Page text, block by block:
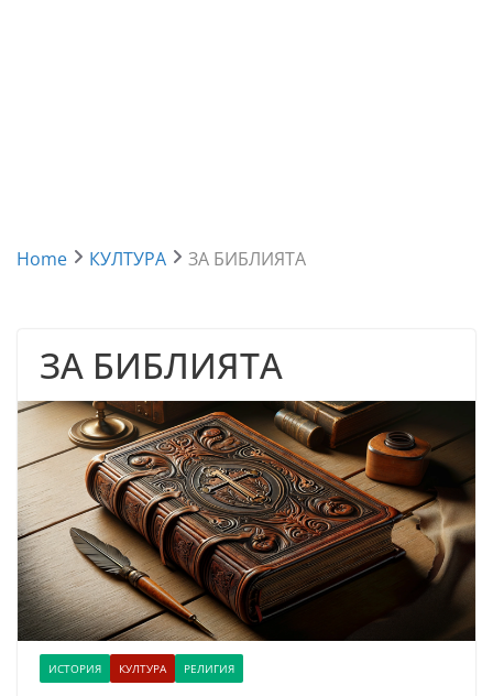
Home КУЛТУРА ЗА БИБЛИЯТА
ЗА БИБЛИЯТА
ИСТОРИЯ КУЛТУРА РЕЛИГИЯ